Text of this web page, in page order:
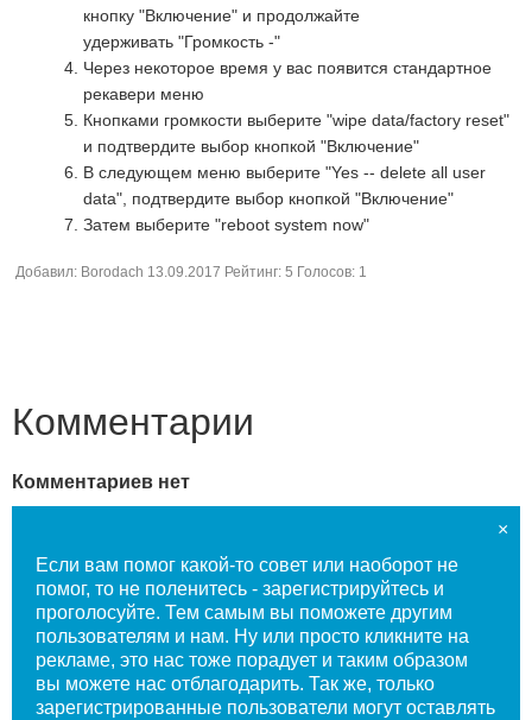
кнопку "Включение" и продолжайте
удерживать "Громкость -"
Через некоторое время у вас появится стандартное
рекавери меню
Кнопками громкости выберите "wipe data/factory reset"
и подтвердите выбор кнопкой "Включение"
В следующем меню выберите "Yes -- delete all user
data", подтвердите выбор кнопкой "Включение"
Затем выберите "reboot system now"
Добавил: Borodach 13.09.2017 Рейтинг: 5 Голосов: 1
Комментарии
Комментариев нет
×
Если вам помог какой-то совет или наоборот не
помог, то не поленитесь - зарегистрируйтесь и
проголосуйте. Тем самым вы поможете другим
пользователям и нам. Ну или просто кликните на
рекламе, это нас тоже порадует и таким образом
вы можете нас отблагодарить. Так же, только
зарегистрированные пользователи могут оставлять